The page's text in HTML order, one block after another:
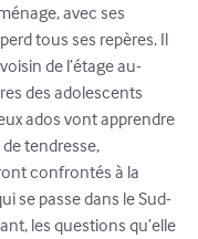
avec ses
tous ses repères. Il
de l’étage au-
des adolescents
ados vont apprendre
tendresse,
confrontés à la
se passe dans le Sud-
les questions qu’elle